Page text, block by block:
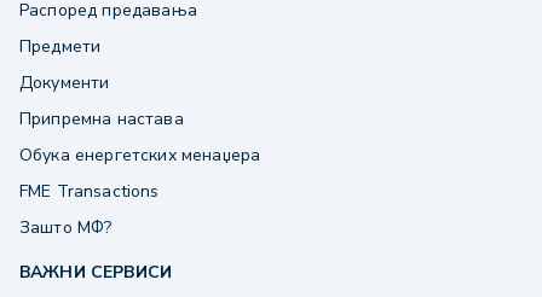
Распоред предавања
Предмети
Документи
Припремна настава
Обука енергетских менаџера
FME Transactions
Зашто МФ?
ВАЖНИ СЕРВИСИ